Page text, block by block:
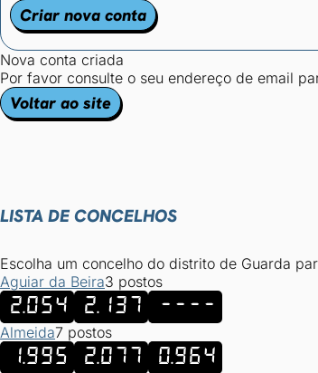
Criar nova conta
Nova conta criada
Por favor consulte o seu endereço de email
Voltar ao site
LISTA DE CONCELHOS
Escolha um concelho do distrito de Guarda
Aguiar da Beira3 postos
2.054 2.137 ----
Almeida7 postos
1.995 2.077 0.964